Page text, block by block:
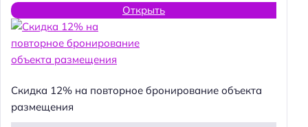
Открыть
Скидка 12% на повторное бронирование объекта
размещения